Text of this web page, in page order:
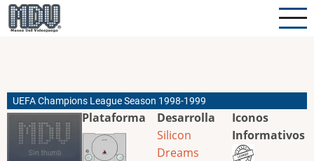
Pasar
al
UEFA Champions League Season 1998-1999
Plataforma
Desarrolla
Silicon
Dreams
Iconos
Informativos